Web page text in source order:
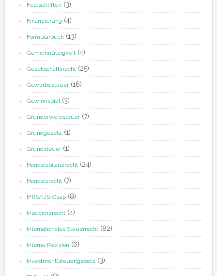
Festschriften (3)
Finanzierung (4)
Formularbuch (13)
Gemeinnützigkeit(4)
Gesellschaftsrecht(25)
Gewerbesteuer(16)
Gewinnspiel(3)
Grunderwerbsteuer(7)
Grundgesetz (1)
Grundsteuer(1)
Handelsbilanzrecht(24)
Handelsrecht(7)
IFRS/US-Gaap(8)
Insolvenzrecht(4)
Internationales Steuerrecht(82)
Interne Revision (6)
Investment(steuer)gesetz (3)